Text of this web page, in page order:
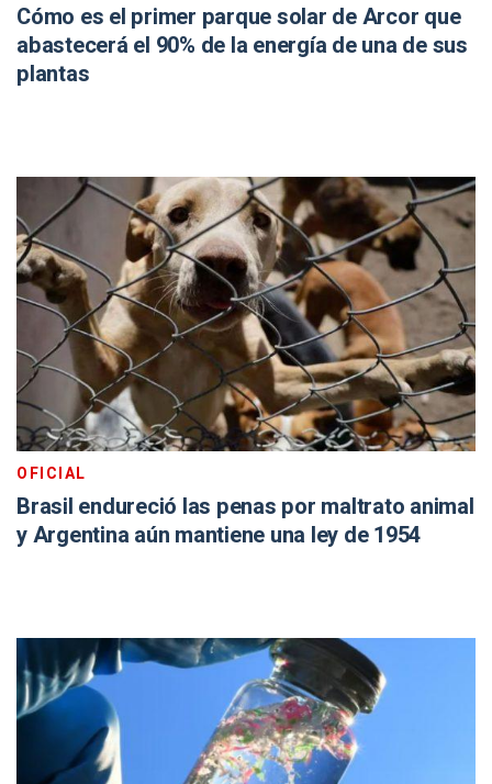
Cómo es el primer parque solar de Arcor que
abastecerá el 90% de la energía de una de sus
plantas
OFICIAL
Brasil endureció las penas por maltrato animal
y Argentina aún mantiene una ley de 1954